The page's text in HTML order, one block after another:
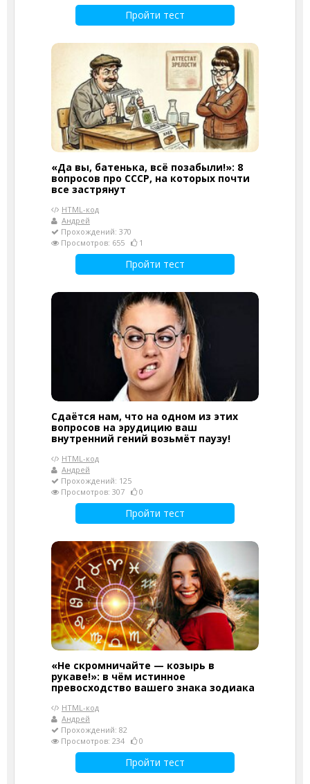
Пройти тест
«Да вы, батенька, всё позабыли!»: 8
вопросов про СССР, на которых почти
все застрянут
HTML-код
Андрей
Прохождений: 370
Просмотров: 655
1
Пройти тест
Сдаётся нам, что на одном из этих
вопросов на эрудицию ваш
внутренний гений возьмёт паузу!
HTML-код
Андрей
Прохождений: 125
Просмотров: 307
0
Пройти тест
«Не скромничайте — козырь в
рукаве!»: в чём истинное
превосходство вашего знака зодиака
HTML-код
Андрей
Прохождений: 82
Просмотров: 234
0
Пройти тест